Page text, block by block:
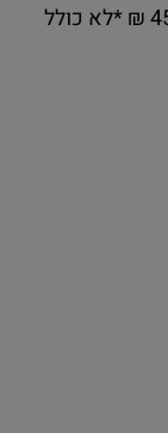
משלוח חינם עד הבית בקניה מעל 450 ₪ *לא כולל